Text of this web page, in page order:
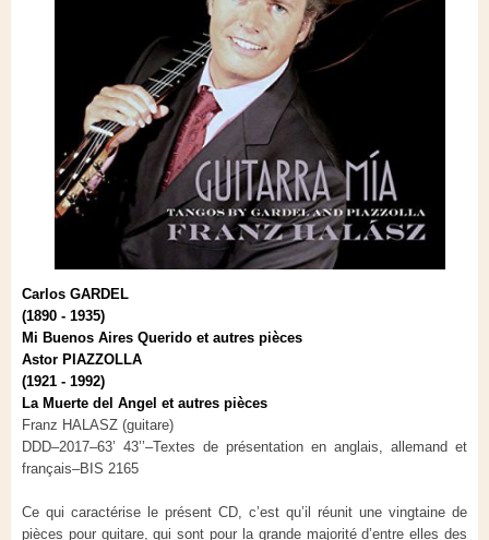
Carlos GARDEL
(1890 - 1935)
Mi Buenos Aires Querido et autres pièces
Astor PIAZZOLLA
(1921 - 1992)
La Muerte del Angel et autres pièces
Franz HALASZ (guitare)
DDD–2017–63’ 43’’–Textes de présentation en anglais, allemand et
français–BIS 2165
Ce qui caractérise le présent CD, c’est qu’il réunit une vingtaine de
pièces pour guitare, qui sont pour la grande majorité d’entre elles des